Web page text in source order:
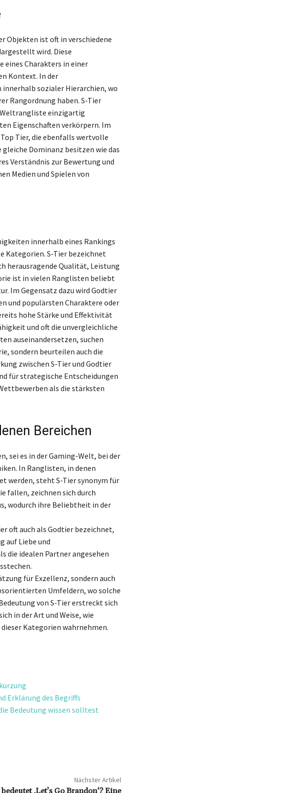
Objekten ist oft in verschiedene
wird. Diese
Charakters in einer
Kontext. In der
sozialer Hierarchien, wo
Rangordnung haben. S-Tier
einzigartig
Eigenschaften verkörpern. Im
Tier, die ebenfalls wertvolle
Dominanz besitzen wie das
Verständnis zur Bewertung und
Medien und Spielen von
innerhalb eines Rankings
Kategorien. S-Tier bezeichnet
herausragende Qualität, Leistung
ist in vielen Ranglisten beliebt
Im Gegensatz dazu wird Godtier
und populärsten Charaktere oder
hohe Stärke und Effektivität
und oft die unvergleichliche
auseinandersetzen, suchen
sondern beurteilen auch die
zwischen S-Tier und Godtier
für strategische Entscheidungen
als die stärksten
Bereichen
sei es in der Gaming-Welt, bei der
In Ranglisten, in denen
werden, steht S-Tier synonym für
fallen, zeichnen sich durch
wodurch ihre Beliebtheit in der
oft auch als Godtier bezeichnet,
auf Liebe und
die idealen Partner angesehen
für Exzellenz, sondern auch
Umfeldern, wo solche
von S-Tier erstreckt sich
in der Art und Weise, wie
Kategorien wahrnehmen.
Erklärung des Begriffs
Bedeutung wissen solltest
Nächster Artikel